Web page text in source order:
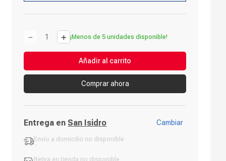
＋
－ ¡Menos de 5 unidades disponible!
Añadir al carrito
Comprar ahora
Entrega en San Isidro Cambiar
Envío a domicilio no disponible
-
Retira en tienda no disponible